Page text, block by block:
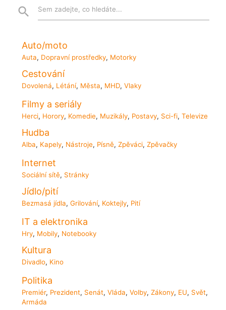
search Sem zadejte, co hledáte...
Auto/moto
Auta, Dopravní prostředky, Motorky
Cestování
Dovolená, Létání, Města, MHD,Vlaky
Filmy a seriály
Herci, Horory, Komedie, Muzikály, Postavy, Sci-fi,Televize
Hudba
Alba, Kapely, Nástroje, Písně,Zpěváci,Zpěvačky
Internet
Sociální sítě, Stránky
Jídlo/pití
Bezmasá jídla,Grilování, Koktejly, Pití
IT a elektronika
Hry, Mobily, Notebooky
Kultura
Divadlo, Kino
Politika
Premiér, Prezident, Senát,Vláda,Volby,Zákony, EU, Svět,
Armáda